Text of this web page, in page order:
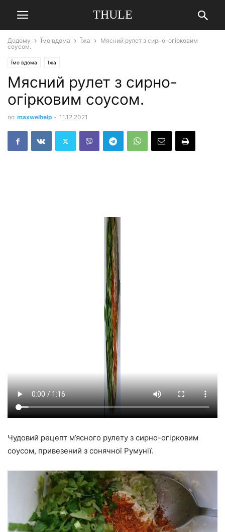
THULE
Додому Їмо вдома Їжа
Мясний рулет з сирно-огірковим
соусом.
Їмо вдома Їжа
Мясний рулет з сирно-
огірковим соусом.
по maxwelhelp - 11.12.2021
Чудовий рецепт м’ясного рулету з сирно-огірковим
соусом, привезений з сонячної Румунії.